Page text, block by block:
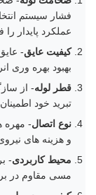
عملکرد پایدار را
کیفیت عایق-
بهبود بهره وری
قطر لوله- از
تبرید خود
نوع اتصال- مهره
و هزینه های
محیط کاربردی-
مسی مقاوم در